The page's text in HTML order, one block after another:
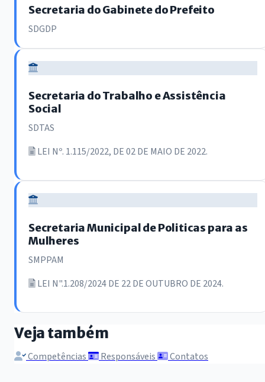
Secretaria do Gabinete do Prefeito
SDGDP
Secretaria do Trabalho e Assistência
Social
SDTAS
LEI Nº. 1.115/2022, DE 02 DE MAIO DE 2022.
Secretaria Municipal de Politicas para as
Mulheres
SMPPAM
LEI N".1.208/2024 DE 22 DE OUTUBRO DE 2024.
Veja também
Competências Responsáveis Contatos